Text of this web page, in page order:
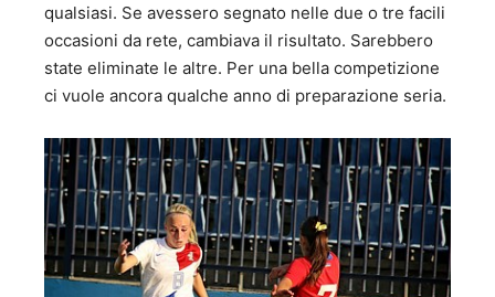
qualsiasi. Se avessero segnato nelle due o tre facili
occasioni da rete, cambiava il risultato. Sarebbero
state eliminate le altre. Per una bella competizione
ci vuole ancora qualche anno di preparazione seria.